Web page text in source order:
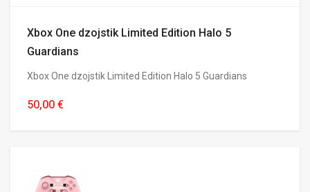
Xbox One dzojstik Limited Edition Halo 5
Guardians
Xbox One dzojstik Limited Edition Halo 5 Guardians
50,00 €